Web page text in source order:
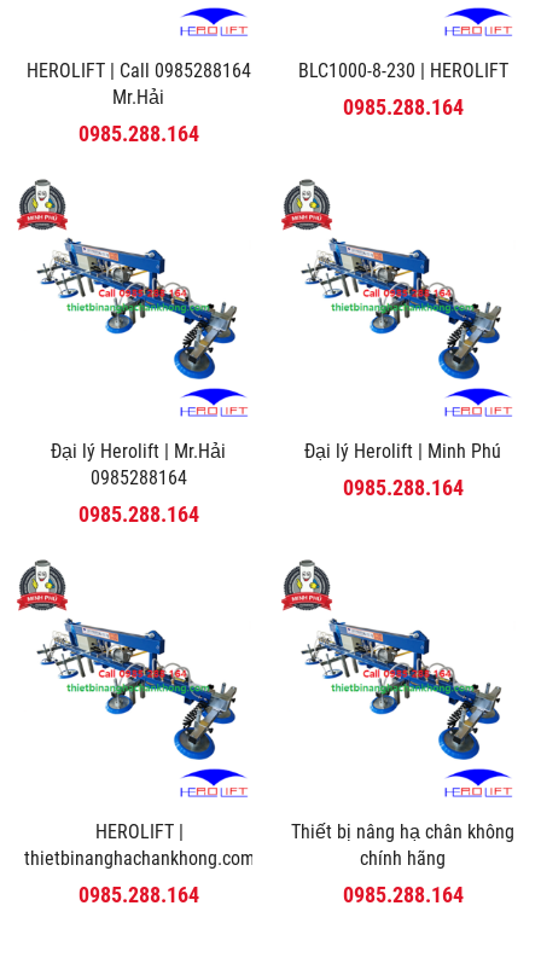
HEROLIFT | Call 0985288164
Mr.Hải
0985.288.164
BLC1000-8-230 | HEROLIFT
0985.288.164
Đại lý Herolift | Mr.Hải
0985288164
0985.288.164
Đại lý Herolift | Minh Phú
0985.288.164
HEROLIFT |
thietbinanghachankhong.com
0985.288.164
Thiết bị nâng hạ chân không
chính hãng
0985.288.164